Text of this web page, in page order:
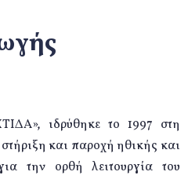
ιδρύθηκε το 1997 στη
και παροχή ηθικής και
την ορθή λειτουργία του